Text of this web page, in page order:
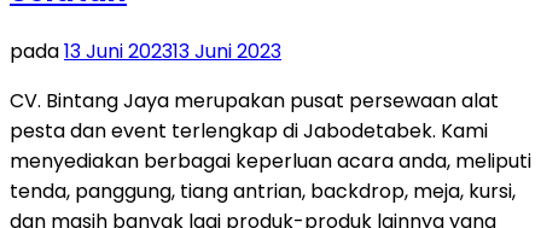
pada13 Juni 202313 Juni 2023
CV. Bintang Jaya merupakan pusat persewaan alat
pesta dan event terlengkap di Jabodetabek. Kami
menyediakan berbagai keperluan acara anda, meliputi
tenda, panggung, tiang antrian, backdrop, meja, kursi,
dan masih banyak lagi produk-produk lainnya yang